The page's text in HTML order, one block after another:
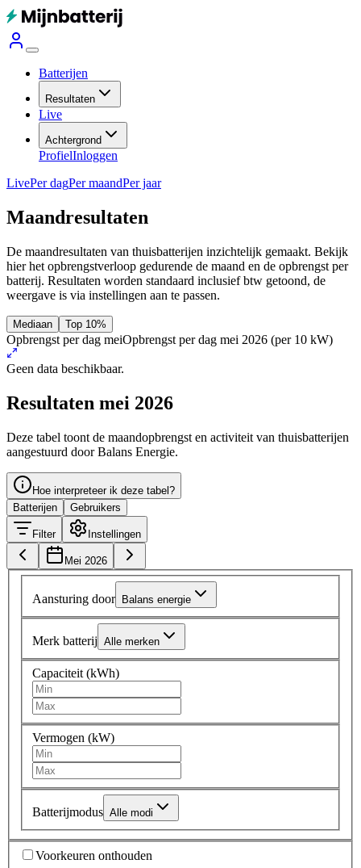
Batterijen
Resultaten
Live
Achtergrond
ProfielInloggen
LivePer dagPer maandPer jaar
Maandresultaten
De maandresultaten van thuisbatterijen inzichtelijk gemaakt. Bekijk
hier het opbrengstverloop gedurende de maand en de opbrengst per
batterij. Resultaten worden standaard inclusief btw getoond, de
weergave is via instellingen aan te passen.
Mediaan Top 10%
Opbrengst per dag meiOpbrengst per dag mei 2026 (per 10 kW)
Geen data beschikbaar.
Resultaten mei 2026
Deze tabel toont de maandopbrengst en activiteit van thuisbatterijen
aangestuurd door Balans Energie.
Hoe interpreteer ik deze tabel?
Batterijen
Gebruikers
Filter Instellingen
Mei 2026
Aansturing door Balans energie
Merk batterij Alle merken
Capaciteit (kWh)
Vermogen (kW)
Batterijmodus Alle modi
Voorkeuren onthouden